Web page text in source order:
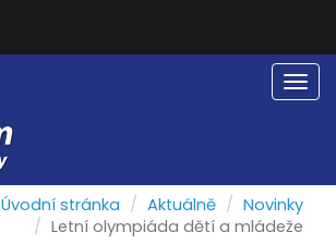
Úvodní stránka Aktuálně
Novinky
Letní olympiáda dětí a mládeže